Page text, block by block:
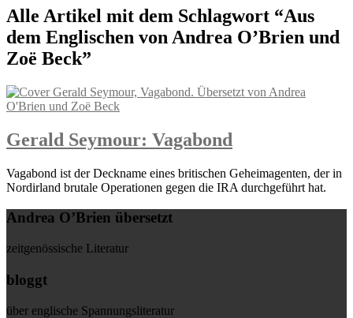
Alle Artikel mit dem Schlagwort “Aus
dem Englischen von Andrea O’Brien und
Zoë Beck”
Gerald Seymour: Vagabond
Vagabond ist der Deckname eines britischen Geheimagenten, der in
Nordirland brutale Operationen gegen die IRA durchgeführt hat.
Andrea O’Brien übersetzt
zeitgenössische Literatur
bloggt
über englische Spannungsliteratur